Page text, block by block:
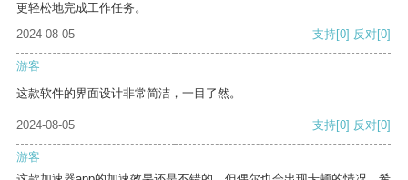
更轻松地完成工作任务。
2024-08-05
支持[0] 反对[0]
游客
这款软件的界面设计非常简洁，一目了然。
2024-08-05 支持[0] 反对[0]
游客